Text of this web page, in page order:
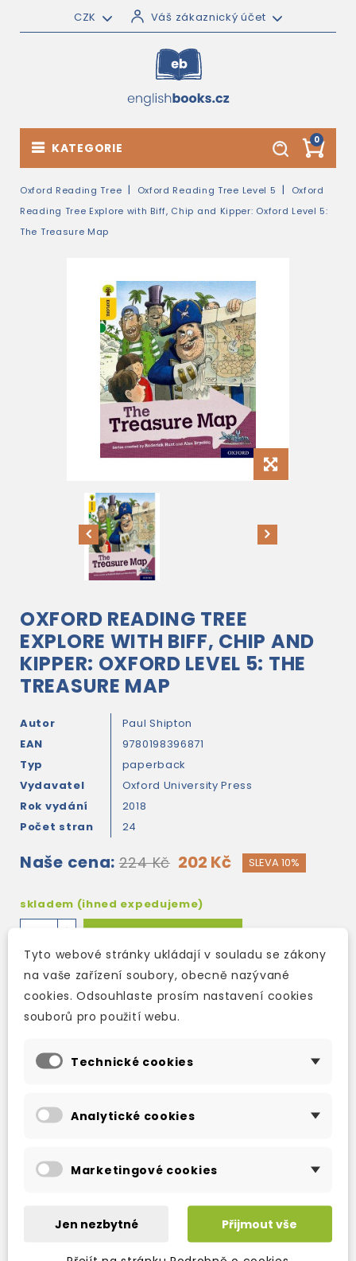
CZK Váš zákaznický účet
0
KATEGORIE
Oxford Reading Tree Oxford Reading Tree Level 5
Oxford
Reading Tree Explore with Biff, Chip and Kipper: Oxford Level 5:
The Treasure Map
OXFORD READING TREE
EXPLORE WITH BIFF, CHIP AND
KIPPER: OXFORD LEVEL 5: THE
TREASURE MAP
Autor
Paul Shipton
EAN
9780198396871
Typ
paperback
Vydavatel
Oxford University Press
Rok vydání
2018
Počet stran
24
Naše cena: 224 Kč 202 Kč SLEVA 10%
skladem (ihned expedujeme)
Rychlé a spolehlivé doručení
Přes 300 výdejních míst po celé ČR
Kamenná prodejna v Berouně
Detaily produktu
Biff, Chip and Anneena meet pirates looking
for treasure. The non-fiction pair book for this
Tyto webové stránky ukládají v souladu se zákony
na vaše zařízení soubory, obecně nazývané
cookies. Odsouhlaste prosím nastavení cookies
souborů pro použití webu.
Technické cookies
Analytické cookies
Marketingové cookies
Jen nezbytné Přijmout vše